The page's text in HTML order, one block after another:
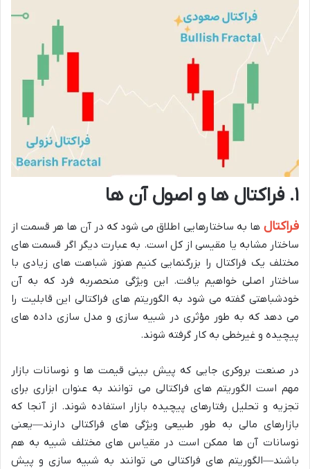
۱. فراکتال ها و اصول آن ها
فراکتالها به ساختارهایی اطلاق می شود که در آن ها هر قسمت از
ساختار مشابه یا مقیسی از کل است. به عبارت دیگر اگر قسمت های
مختلف یک فراکتال را بزرگنمایی کنیم هنوز شباهت های زیادی با
ساختار اصلی خواهیم یافت. این ویژگی منحصربه فرد که به آن
خودشباهتی گفته می شود به الگوریتم های فراکتالی این قابلیت را
می دهد که به طور مؤثری در شبیه سازی و مدل سازی داده های
پیچیده و غیرخطی به کار گرفته شوند.
در صنعت بروکری جایی که پیش بینی قیمت ها و نوسانات بازار
مهم است الگوریتم های فراکتالی می توانند به عنوان ابزاری برای
تجزیه و تحلیل رفتارهای پیچیده بازار استفاده شوند. از آنجا که
بازارهای مالی به طور طبیعی ویژگی های فراکتالی دارند—یعنی
نوسانات آن ها ممکن است در مقیاس های مختلف شبیه به هم
باشند—الگوریتم های فراکتالی می توانند به شبیه سازی و پیش